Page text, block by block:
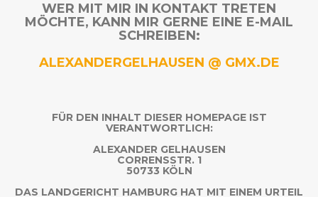
WER MIT MIR IN KONTAKT TRETEN
MÖCHTE, KANN MIR GERNE EINE E-MAIL
SCHREIBEN:
ALEXANDERGELHAUSEN @ GMX.DE
FÜR DEN INHALT DIESER HOMEPAGE IST
VERANTWORTLICH:
ALEXANDER GELHAUSEN
CORRENSSTR. 1
50733 KÖLN
DAS LANDGERICHT HAMBURG HAT MIT EINEM URTEIL